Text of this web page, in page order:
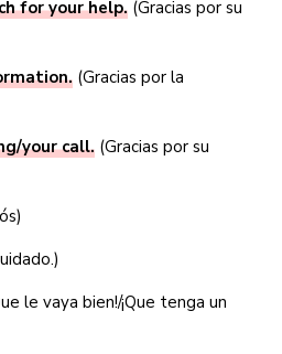
for your help. (Gracias por su
(Gracias por la
your call. (Gracias por su
le vaya bien!/¡Que tenga un